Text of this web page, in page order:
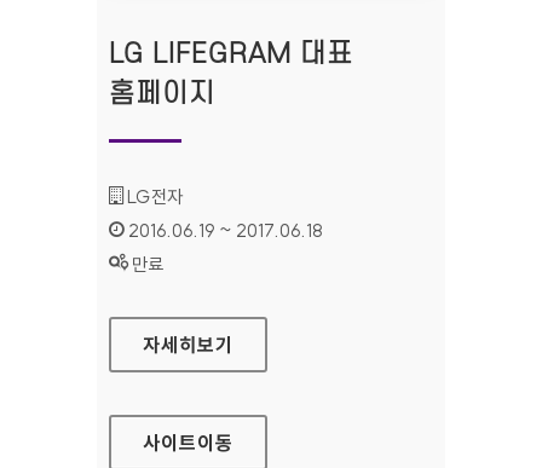
LG LIFEGRAM 대표
홈페이지
기관명 :
LG전자
인증기간 :
2016.06.19 ~ 2017.06.18
상태 :
만료
LG LIFEGRAM 대표 홈페이지
자세히보기
사이트이동